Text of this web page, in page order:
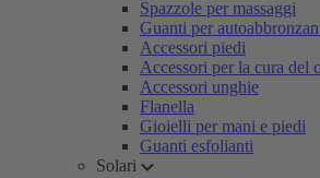
Spazzole per massaggi
Guanti per
Accessori piedi
Accessori per la cura del
Accessori unghie
Flanella
Gioielli per mani e piedi
Guanti esfolianti
Solari